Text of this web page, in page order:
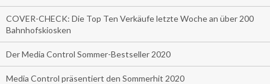
COVER-CHECK: Die Top Ten Verkäufe letzte Woche an über 200
Bahnhofskiosken
Der Media Control Sommer-Bestseller 2020
Media Control präsentiert den Sommerhit 2020